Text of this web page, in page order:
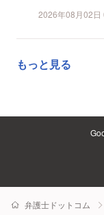
2026年08月02日
もっと見る
弁護士ドットコム